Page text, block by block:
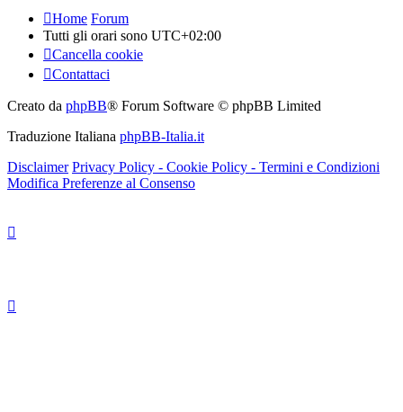
Home Forum
Tutti gli orari sono UTC+02:00
Cancella cookie
Contattaci
Creato da phpBB® Forum Software © phpBB Limited
Traduzione Italiana phpBB-Italia.it
Disclaimer Privacy Policy - Cookie Policy - Termini e Condizioni
Modifica Preferenze al Consenso